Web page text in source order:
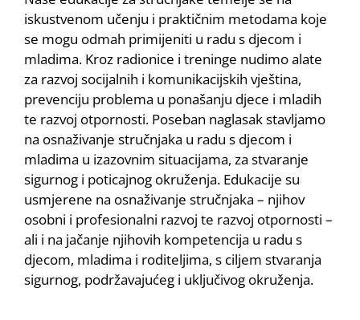
iskustvenom učenju i praktičnim metodama koje
se mogu odmah primijeniti u radu s djecom i
mladima. Kroz radionice i treninge nudimo alate
za razvoj socijalnih i komunikacijskih vještina,
prevenciju problema u ponašanju djece i mladih
te razvoj otpornosti. Poseban naglasak stavljamo
na osnaživanje stručnjaka u radu s djecom i
mladima u izazovnim situacijama, za stvaranje
sigurnog i poticajnog okruženja. Edukacije su
usmjerene na osnaživanje stručnjaka – njihov
osobni i profesionalni razvoj te razvoj otpornosti –
ali i na jačanje njihovih kompetencija u radu s
djecom, mladima i roditeljima, s ciljem stvaranja
sigurnog, podržavajućeg i uključivog okruženja.